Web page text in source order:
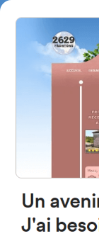
4867
frontons
64160